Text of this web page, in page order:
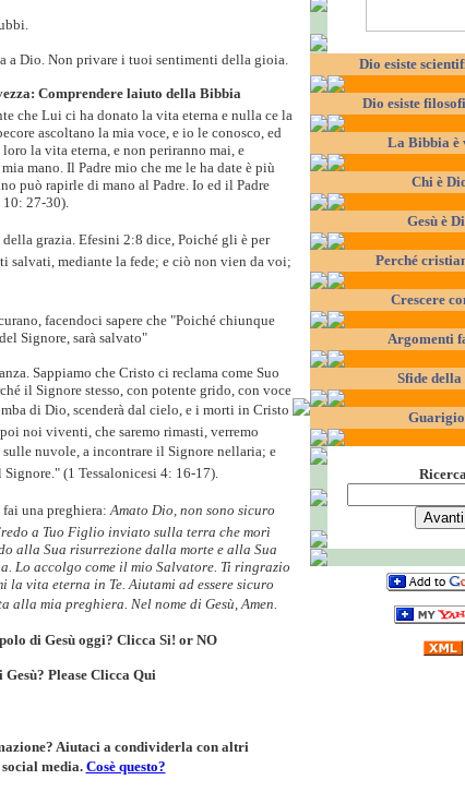
a Dio. Non privare i tuoi sentimenti della gioia.
Comprendere laiuto della Bibbia
che Lui ci ha donato la vita eterna e nulla ce la
ascoltano la mia voce, e io le conosco, ed
la vita eterna, e non periranno mai, e
mano. Il Padre mio che me le ha date è più
può rapirle di mano al Padre. Io ed il Padre
27-30).
grazia. Efesini 2:8 dice, Poiché gli è per
salvati, mediante la fede; e ciò non vien da voi;
facendoci sapere che "Poiché chiunque
Signore, sarà salvato"
Sappiamo che Cristo ci reclama come Suo
il Signore stesso, con potente grido, con voce
di Dio, scenderà dal cielo, e i morti in Cristo
noi viventi, che saremo rimasti, verremo
nuvole, a incontrare il Signore nellaria; e
Signore." (1 Tessalonicesi 4: 16-17).
una preghiera:Amato Dio, non sono sicuro
a Tuo Figlio inviato sulla terra che morì
alla Sua risurrezione dalla morte e alla Sua
Lo accolgo come il mio Salvatore. Ti ringrazio
la vita eterna in Te. Aiutami ad essere sicuro
alla mia preghiera. Nel nome di Gesù, Amen.
di Gesù oggi? Clicca Si! or NO
PleaseClicca Qui
Aiutaci a condividerla con altri
media. Cosè questo?
Dio esiste
Dio esiste
La Bibbia è
Chi è
Gesù è
Perché
Crescere
Argomenti
Sfide